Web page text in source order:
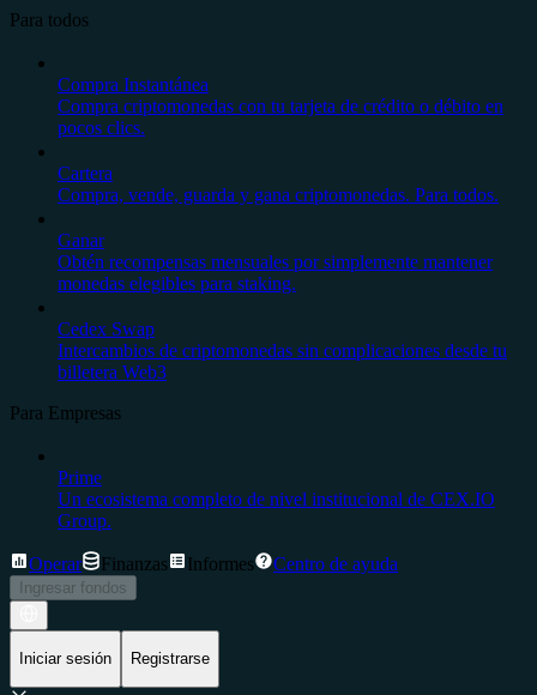
Para todos
Compra Instantánea
Compra criptomonedas con tu tarjeta de crédito o débito en
pocos clics.
Cartera
Compra, vende, guarda y gana criptomonedas. Para todos.
Ganar
Obtén recompensas mensuales por simplemente mantener
monedas elegibles para staking.
Cedex Swap
Intercambios de criptomonedas sin complicaciones desde tu
billetera Web3
Para Empresas
Prime
Un ecosistema completo de nivel institucional de CEX.IO
Group.
Operar Finanzas Informes Centro de ayuda
Ingresar fondos
Iniciar sesión Registrarse